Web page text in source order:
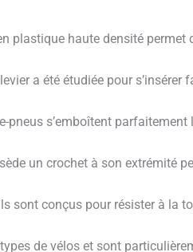
plastique haute densité
a été étudiée pour
pneus s’emboîtent
un crochet à son extrémité
sont conçus pour résister à
de vélos et sont